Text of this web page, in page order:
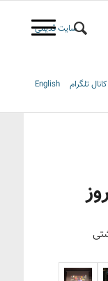
سایت قدیمی
کانال تلگرام English